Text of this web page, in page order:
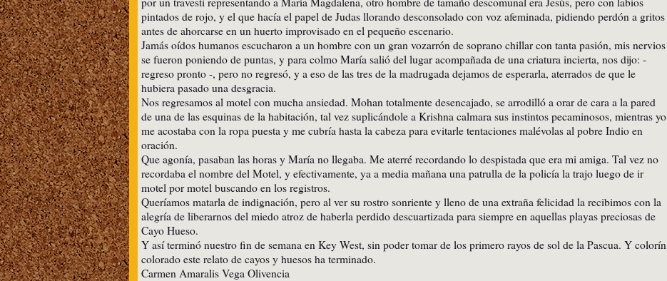
pintados de rojo, y el que hacía el papel de Judas llorando desconsolado con voz afeminada, pidiendo perdón a gritos
antes de ahorcarse en un huerto improvisado en el pequeño escenario.
Jamás oídos humanos escucharon a un hombre con un gran vozarrón de soprano chillar con tanta pasión, mis nervios
se fueron poniendo de puntas, y para colmo María salió del lugar acompañada de una criatura incierta, nos dijo: -
regreso pronto -, pero no regresó, y a eso de las tres de la madrugada dejamos de esperarla, aterrados de que le
hubiera pasado una desgracia.
Nos regresamos al motel con mucha ansiedad. Mohan totalmente desencajado, se arrodilló a orar de cara a la pared
de una de las esquinas de la habitación, tal vez suplicándole a Krishna calmara sus instintos pecaminosos, mientras yo
me acostaba con la ropa puesta y me cubría hasta la cabeza para evitarle tentaciones malévolas al pobre Indio en
oración.
Que agonía, pasaban las horas y María no llegaba. Me aterré recordando lo despistada que era mi amiga. Tal vez no
recordaba el nombre del Motel, y efectivamente, ya a media mañana una patrulla de la policía la trajo luego de ir
motel por motel buscando en los registros.
Queríamos matarla de indignación, pero al ver su rostro sonriente y lleno de una extraña felicidad la recibimos con la
alegría de liberarnos del miedo atroz de haberla perdido descuartizada para siempre en aquellas playas preciosas de
Cayo Hueso.
Y así terminó nuestro fin de semana en Key West, sin poder tomar de los primero rayos de sol de la Pascua. Y colorín
colorado este relato de cayos y huesos ha terminado.
Carmen Amaralis Vega Olivencia